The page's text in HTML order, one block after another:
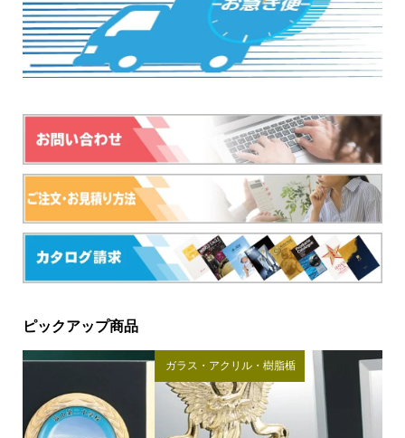
ピックアップ商品
ガラス・アクリル・樹脂楯